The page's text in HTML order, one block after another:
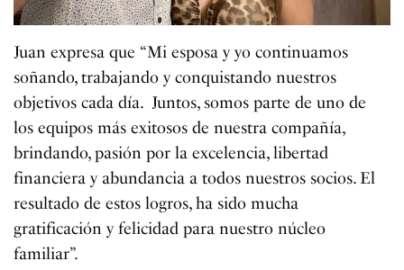
Juan expresa que “Mi esposa y yo continuamos
soñando, trabajando y conquistando nuestros
objetivos cada día. Juntos, somos parte de uno de
los equipos más exitosos de nuestra compañía,
brindando, pasión por la excelencia, libertad
financiera y abundancia a todos nuestros socios. El
resultado de estos logros, ha sido mucha
gratificación y felicidad para nuestro núcleo
familiar”.